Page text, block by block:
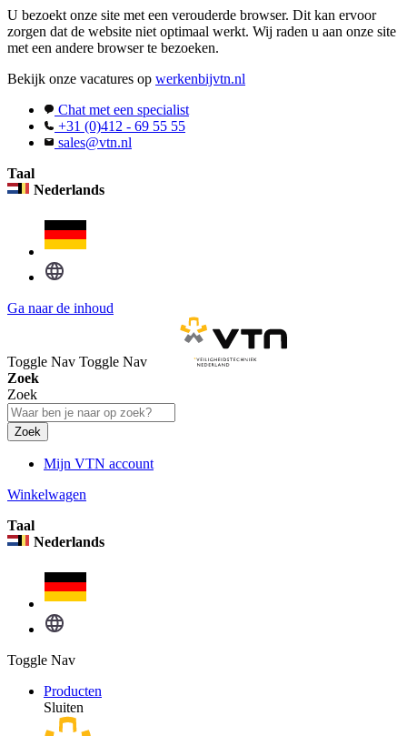
U bezoekt onze site met een verouderde browser. Dit kan ervoor
zorgen dat de website niet optimaal werkt. Wij raden u aan onze site
met een andere browser te bezoeken.
Bekijk onze vacatures op werkenbijvtn.nl
Chat met een specialist
+31 (0)412 - 69 55 55
sales@vtn.nl
Taal
Nederlands
Ga naar de inhoud
Toggle Nav Toggle Nav
Zoek
Zoek
Zoek
Mijn VTN account
Winkelwagen
Taal
Nederlands
Toggle Nav
Producten
Sluiten